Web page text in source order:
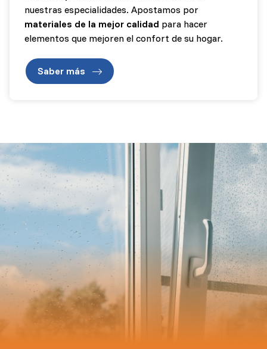
nuestras especialidades. Apostamos por
materiales de la mejor calidad para hacer
elementos que mejoren el confort de su hogar.
Saber más